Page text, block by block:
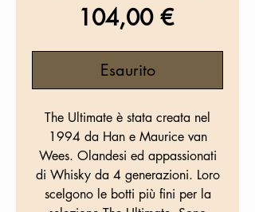
104,00 €Prezzo
Esaurito
The Ultimate è stata creata nel
1994 da Han e Maurice van
Wees. Olandesi ed appassionati
di Whisky da 4 generazioni. Loro
scelgono le botti più fini per la